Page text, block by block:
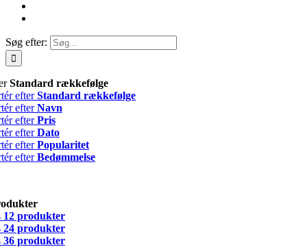
Søg efter:
Standard rækkefølge
efterStandard rækkefølge
efterNavn
efterPris
efterDato
efterPopularitet
efterBedømmelse
12 produkter
24 produkter
36 produkter